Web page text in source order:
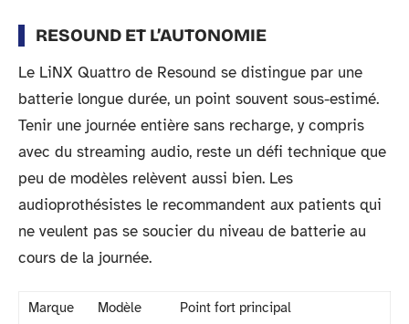
RESOUND ET L’AUTONOMIE
Le LiNX Quattro de Resound se distingue par une
batterie longue durée, un point souvent sous-estimé.
Tenir une journée entière sans recharge, y compris
avec du streaming audio, reste un défi technique que
peu de modèles relèvent aussi bien. Les
audioprothésistes le recommandent aux patients qui
ne veulent pas se soucier du niveau de batterie au
cours de la journée.
Marque Modèle Point fort principal